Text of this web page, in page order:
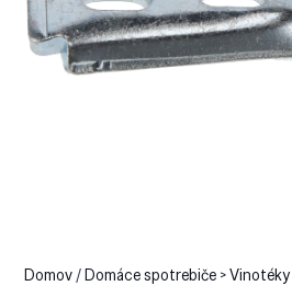
Domov/Domáce spotrebiče > Vinotéky